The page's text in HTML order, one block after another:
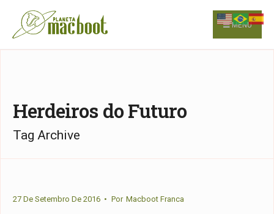
Skip
to
MENU
Herdeiros do Futuro
Tag Archive
27 De Setembro De 2016 • Por Macboot Franca